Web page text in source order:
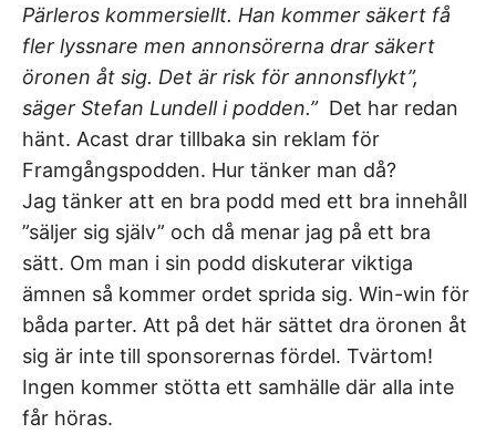
Pärleros kommersiellt. Han kommer säkert få
fler lyssnare men annonsörerna drar säkert
öronen åt sig. Det är risk för annonsflykt”,
säger Stefan Lundell i podden.” Det har redan
hänt. Acast drar tillbaka sin reklam för
Framgångspodden. Hur tänker man då?
Jag tänker att en bra podd med ett bra innehåll
”säljer sig själv” och då menar jag på ett bra
sätt. Om man i sin podd diskuterar viktiga
ämnen så kommer ordet sprida sig. Win-win för
båda parter. Att på det här sättet dra öronen åt
sig är inte till sponsorernas fördel. Tvärtom!
Ingen kommer stötta ett samhälle där alla inte
får höras.